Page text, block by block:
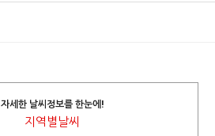
자세한 날씨정보를 한눈에!
지역별날씨